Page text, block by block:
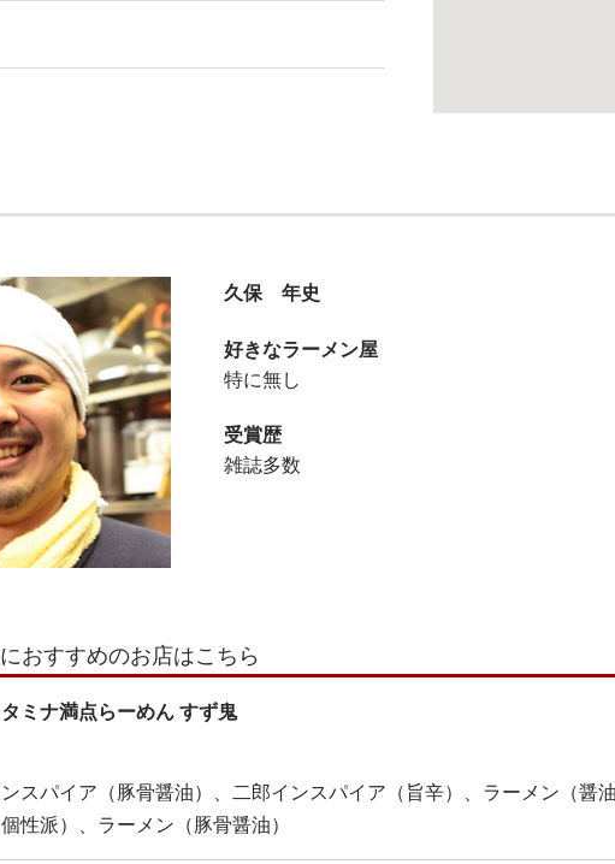
久保 年史
好きなラーメン屋
特に無し
受賞歴
雑誌多数
おすすめのお店はこちら
ミナ満点らーめん すず鬼
スパイア（豚骨醤油）、二郎インスパイア（旨辛）、ラーメン（
性派）、ラーメン（豚骨醤油）